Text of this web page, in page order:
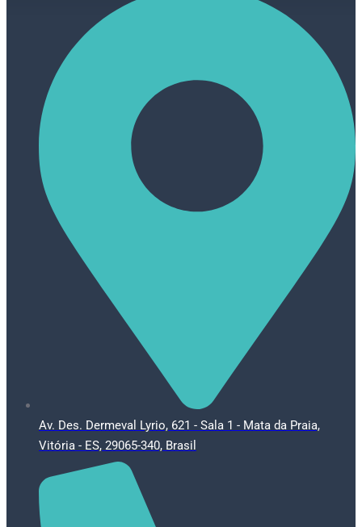
Av. Des. Dermeval Lyrio, 621 - Sala 1 - Mata da Praia,
Vitória - ES, 29065-340, Brasil